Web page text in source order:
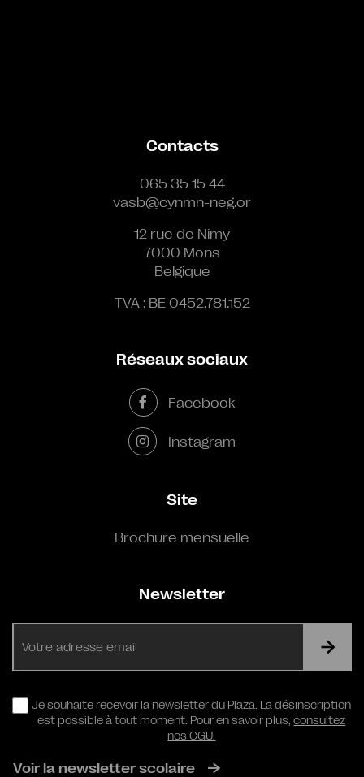
Contacts
065 35 15 44
vasb@cynmn-neg.or
12 rue de Nimy
7000 Mons
Belgique
TVA : BE 0452.781.152
Réseaux sociaux
Facebook
Instagram
Site
Brochure mensuelle
Newsletter
RGPD
Je souhaite recevoir la newsletter du Plaza. La désinscription
est possible à tout moment. Pour en savoir plus,consultez
nos CGU.
Voir la newsletter scolaire